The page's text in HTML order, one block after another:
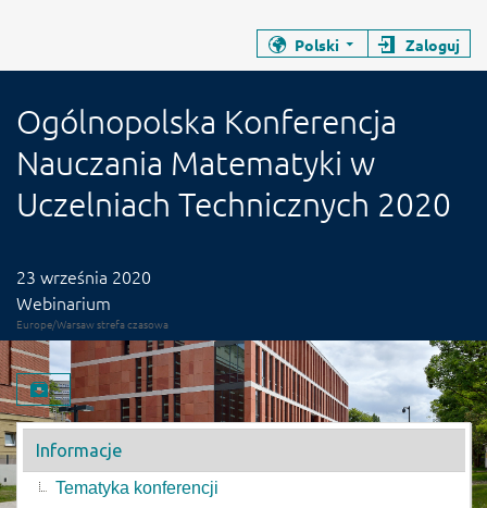
Polski Zaloguj
Ogólnopolska Konferencja
Nauczania Matematyki w
Uczelniach Technicznych 2020
Data wydarzenia
23 września 2020
Webinarium
Europe/Warsaw strefa czasowa
Pobierz materiał
Menu wydarzenia
Informacje
Tematyka konferencji